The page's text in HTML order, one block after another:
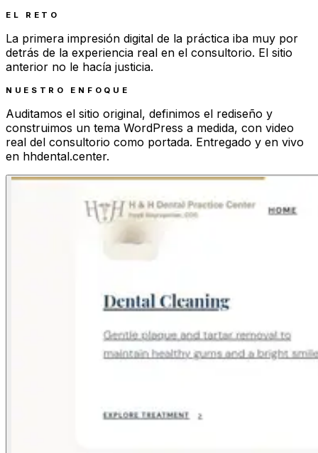
EL RETO
La primera impresión digital de la práctica iba muy por
detrás de la experiencia real en el consultorio. El sitio
anterior no le hacía justicia.
NUESTRO ENFOQUE
Auditamos el sitio original, definimos el rediseño y
construimos un tema WordPress a medida, con video
real del consultorio como portada. Entregado y en vivo
en hhdental.center.